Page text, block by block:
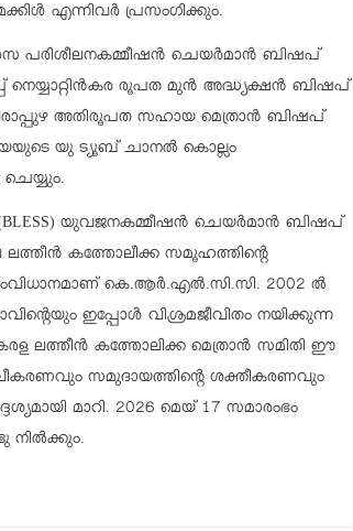
എന്നിവര്‍ പ്രസംഗിക്കും.
പരിശീലനകമ്മീഷന്‍ ചെയര്‍മാന്‍ ബിഷപ്
നെയ്യാറ്റിന്‍കര രൂപത മുന്‍ അദ്ധ്യക്ഷന്‍ ബിഷപ്
അതിരൂപത സഹായ മെത്രാന്‍ ബിഷപ്
യു ട്യൂബ് ചാനല്‍ കൊല്ലം
(BLESS) യുവജനകമ്മീഷന്‍ ചെയര്‍മാന്‍ ബിഷപ്
ലത്തീന്‍ കത്തോലീക്ക സമൂഹത്തിന്റെ
കെ.ആര്‍.എല്‍.സി.സി. 2002 ല്‍
ഇപ്പോള്‍ വിശ്രമജീവിതം നയിക്കുന്ന
ലത്തീന്‍ കത്തോലിക്ക മെത്രാന്‍ സമിതി ഈ
സമുദായത്തിന്റെ ശക്തീകരണവും
മാറി. 2026 മെയ് 17 സമാരംഭം
നില്‍ക്കും.